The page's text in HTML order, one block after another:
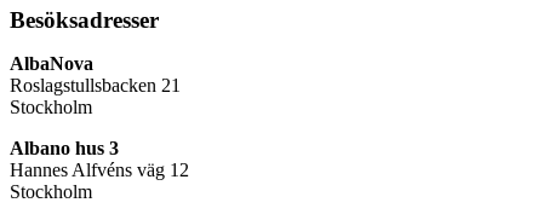
Besöksadresser
AlbaNova
Roslagstullsbacken 21
Stockholm
Albano hus 3
Hannes Alfvéns väg 12
Stockholm